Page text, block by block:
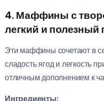
4. Маффины с
легкий и полезный
Эти маффины сочетают в
сладость ягод и легкость
отличным дополнением к